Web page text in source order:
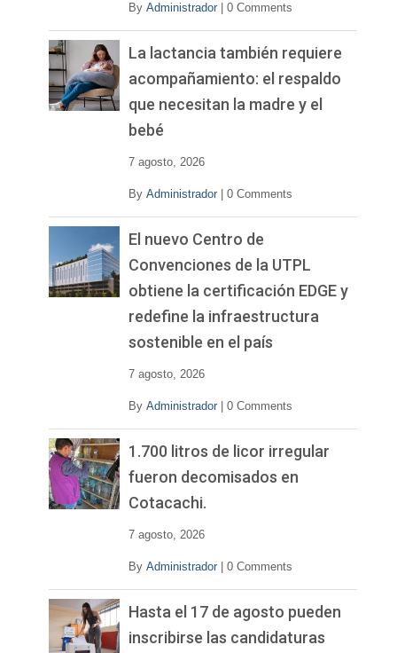
By Administrador 0 Comments
La lactancia también requiere
acompañamiento: el respaldo
que necesitan la madre y el
bebé
7 agosto, 2026
By Administrador 0 Comments
El nuevo Centro de
Convenciones de la UTPL
obtiene la certificación EDGE y
redefine la infraestructura
sostenible en el país
7 agosto, 2026
By Administrador 0 Comments
1.700 litros de licor irregular
fueron decomisados en
Cotacachi.
7 agosto, 2026
By Administrador 0 Comments
Hasta el 17 de agosto pueden
inscribirse las candidaturas